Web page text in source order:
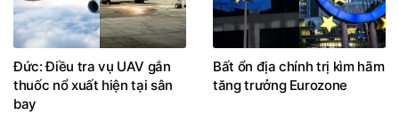
Đức: Điều tra vụ UAV gắn
thuốc nổ xuất hiện tại sân
bay
Bất ổn địa chính trị kìm hãm
tăng trưởng Eurozone